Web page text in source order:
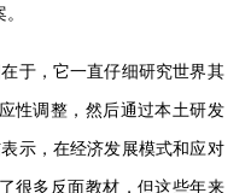
于，它一直仔细研究世界其
性调整，然后通过本土研发
示，在经济发展模式和应对
很多反面教材，但这些年来